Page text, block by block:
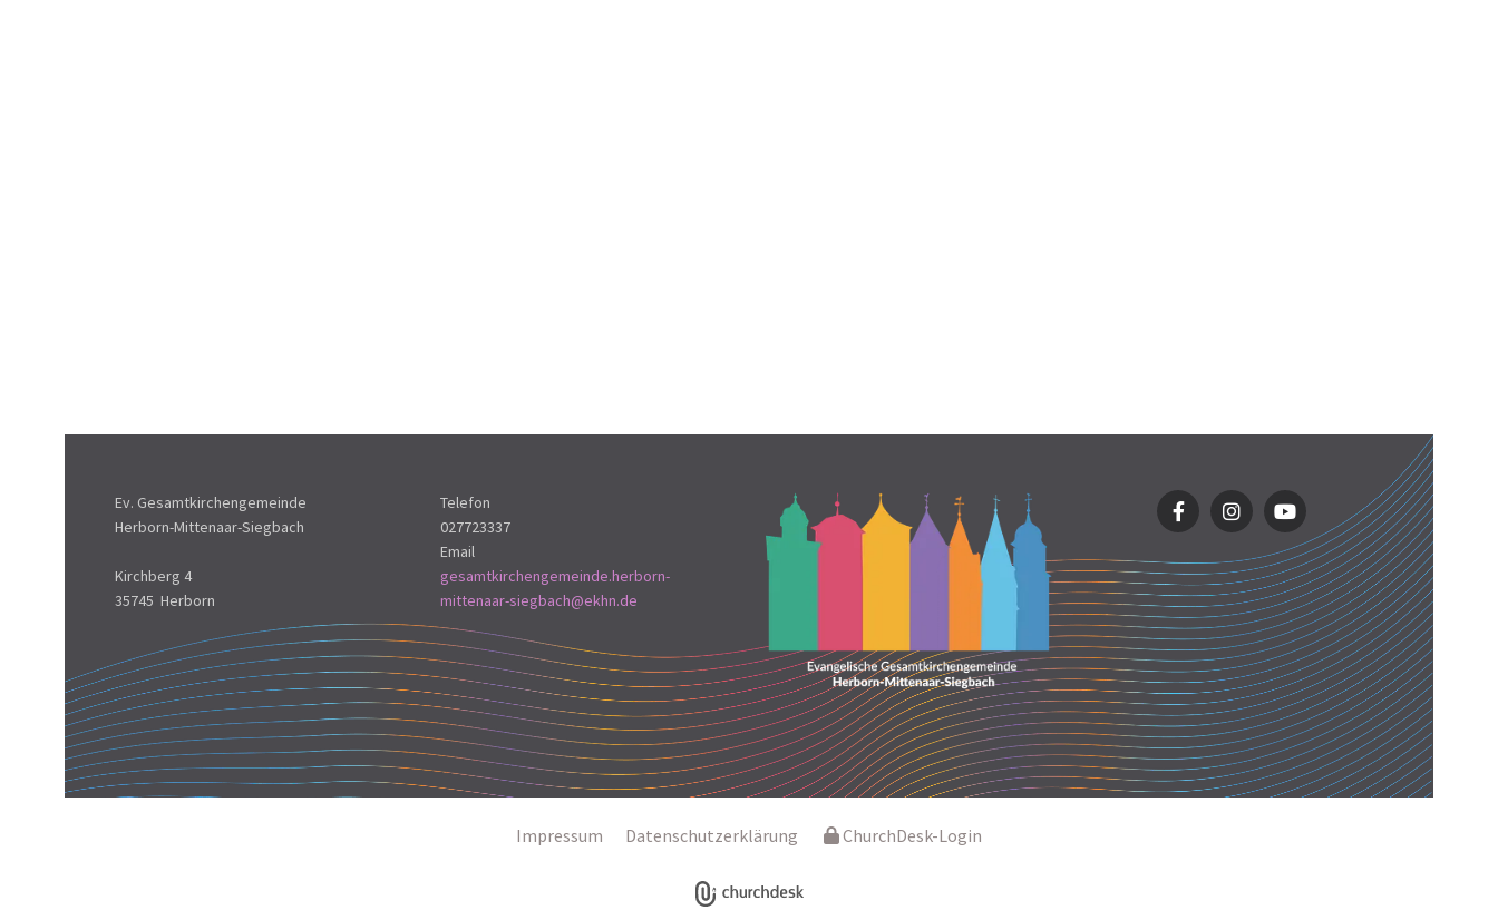
Ev. Gesamtkirchengemeinde
Herborn-Mittenaar-Siegbach
Kirchberg 4
35745 Herborn
Telefon
027723337
Email
gesamtkirchengemeinde.herborn-
mittenaar-siegbach@ekhn.de
Impressum Datenschutzerklärung ChurchDesk-Login